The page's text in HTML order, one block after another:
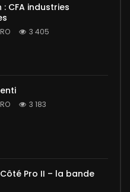
: CFA industries
3 405
3 183
Pro II – la bande